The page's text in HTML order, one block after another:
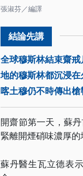
張淑芬／編譯
全球穆斯林結束齋
地的穆斯林都沉浸
喀土穆仍不時傳出槍
開齋節第一天，蘇
緊離開煙硝味濃厚的
蘇丹醫生瓦立德表